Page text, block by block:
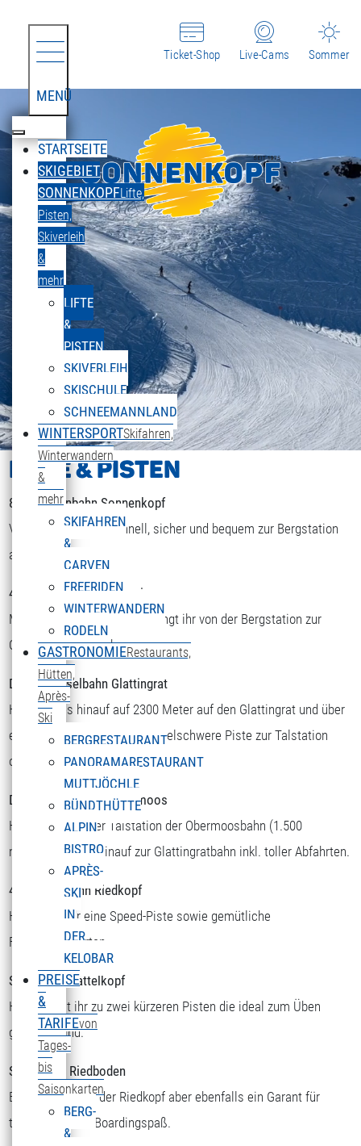
MENÜ
STARTSEITE
SKIGEBIET
SONNENKOPFLifte,
Pisten,
Skiverleih
&
mehr
LIFTE
&
PISTEN
SKIVERLEIH
SKISCHULE
SCHNEEMANNLAND
WINTERSPORTSkifahren,
Winterwandern
&
mehr
SKIFAHREN
&
CARVEN
FREERIDEN
WINTERWANDERN
RODELN
GASTRONOMIERestaurants,
Hütten,
Après-
Ski
BERGRESTAURANT
PANORAMARESTAURANT
MUTTJÖCHLE
BÜNDTHÜTTE
ALPIN
BISTRO
APRÈS-
SKI
IN
DER
KELOBAR
PREISE
&
TARIFEvon
Tages-
bis
Saisonkarten
BERG-
&
Sommer
Live-Cams
Ticket-Shop
LIFTE & PISTEN
8er Kabinenbahn Sonnenkopf
Von der Talstation schnell, sicher und bequem zur Bergstation
auf 1840 m Höhe.
4er Sesselbahn Obermuri
Mit einer kurzen Abfahrt gelangt ihr von der Bergstation zur
Obermuri-Sesselbahn.
Doppelsesselbahn Glattingrat
Hier geht es hinauf auf 2300 Meter auf den Glattingrat und über
eine Speed-, Buckel- oder mittelschwere Piste zur Talstation
oder gleich weiter zum Obermoos.
Doppelsesselbahn Obermoos
Hier gehts von der Talstation der Obermoosbahn (1.500
m) wieder dirket hinauf zur Glattingratbahn inkl. toller Abfahrten.
4er Sesselbahn Riedkopf
Hier findet ihr eine Speed-Piste sowie gemütliche
Familienabfahrten.
Schlepplift Sattelkopf
Hier kommt ihr zu zwei kürzeren Pisten die ideal zum Üben
geeignet sind.
Schlepplift Riedboden
Etwas kürzer als der Riedkopf aber ebenfalls ein Garant für
totalen Ski- und Boardingspaß.
Sprache auswählen
ENGLISH